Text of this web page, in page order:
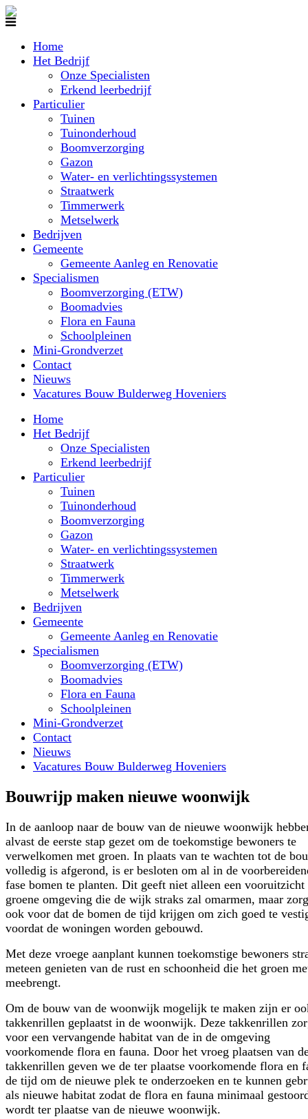
Home
Het Bedrijf
Onze Specialisten
Erkend leerbedrijf
Particulier
Tuinen
Tuinonderhoud
Boomverzorging
Gazon
Water- en verlichtingssystemen
Straatwerk
Timmerwerk
Metselwerk
Bedrijven
Gemeente
Gemeente Aanleg en Renovatie
Specialismen
Boomverzorging (ETW)
Boomadvies
Flora en Fauna
Schoolpleinen
Mini-Grondverzet
Contact
Nieuws
Vacatures Bouw Bulderweg Hoveniers
Home
Het Bedrijf
Onze Specialisten
Erkend leerbedrijf
Particulier
Tuinen
Tuinonderhoud
Boomverzorging
Gazon
Water- en verlichtingssystemen
Straatwerk
Timmerwerk
Metselwerk
Bedrijven
Gemeente
Gemeente Aanleg en Renovatie
Specialismen
Boomverzorging (ETW)
Boomadvies
Flora en Fauna
Schoolpleinen
Mini-Grondverzet
Contact
Nieuws
Vacatures Bouw Bulderweg Hoveniers
Bouwrijp maken nieuwe woonwijk
In de aanloop naar de bouw van de nieuwe woonwijk
alvast de eerste stap gezet om de toekomstige bewoners te
verwelkomen met groen. In plaats van te wachten tot de
volledig is afgerond, is er besloten om al in de
fase bomen te planten. Dit geeft niet alleen een vooruitzicht
groene omgeving die de wijk straks zal omarmen, maar
ook voor dat de bomen de tijd krijgen om zich goed te
voordat de woningen worden gebouwd.
Met deze vroege aanplant kunnen toekomstige bewoners
meteen genieten van de rust en schoonheid die het groen
meebrengt.
Om de bouw van de woonwijk mogelijk te maken zijn er
takkenrillen geplaatst in de woonwijk. Deze takkenrillen
voor een vervangende habitat van de in de omgeving
voorkomende flora en fauna. Door het vroeg plaatsen van
takkenrillen geven we de ter plaatse voorkomende flora en
de tijd om de nieuwe plek te onderzoeken en te kunnen
als nieuwe habitat zodat de flora en fauna minimaal
wordt ter plaatse van de nieuwe woonwijk.